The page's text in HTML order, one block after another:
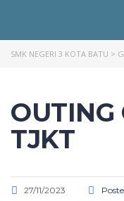
SMK NEGERI 3 KOTA BATU >
OUTING
TJKT
27/11/2023